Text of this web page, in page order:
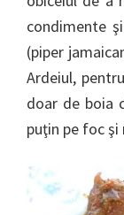
condimente
(piper
Ardeiul,
doar de boia
puţin pe foc